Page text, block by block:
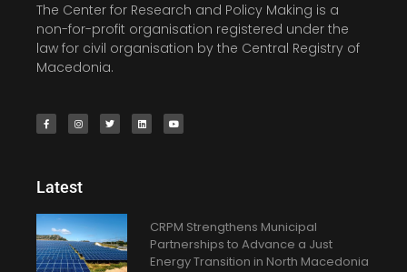
The Center for Research and Policy Making is a
non-for-profit organisation registered under the
law for civil organisation by the Central Registry of
Macedonia.
Latest
CRPM Strengthens Municipal
Partnerships to Advance a Just
Energy Transition in North Macedonia